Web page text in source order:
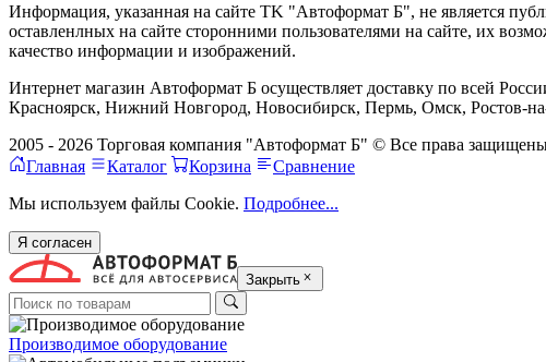
Информация, указанная на сайте TK "Автоформат Б", не является
оставленлных на сайте сторонними пользователями на сайте, их
качество информации и изображений.
Интернет магазин Автоформат Б осуществляет доставку по всей
Красноярск, Нижний Новгород, Новосибирск, Пермь, Омск, Ростов-
2005 - 2026 Торговая компания "Автоформат Б" © Все права
Главная
Каталог Корзина
Сравнение
Мы используем файлы Cookie. Подробнее...
Я согласен
Закрыть
Производимое оборудование